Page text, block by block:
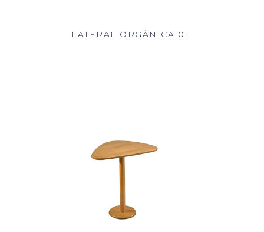
LATERAL ORGÂNICA 01